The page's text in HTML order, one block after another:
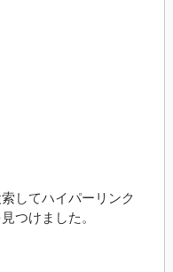
してハイパーリンク
つけました。